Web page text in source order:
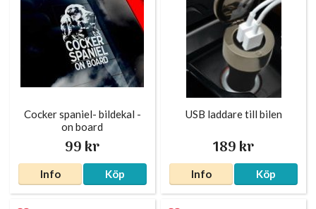
Cocker spaniel- bildekal -
on board
99 kr
Info Köp
USB laddare till bilen
189 kr
Info Köp